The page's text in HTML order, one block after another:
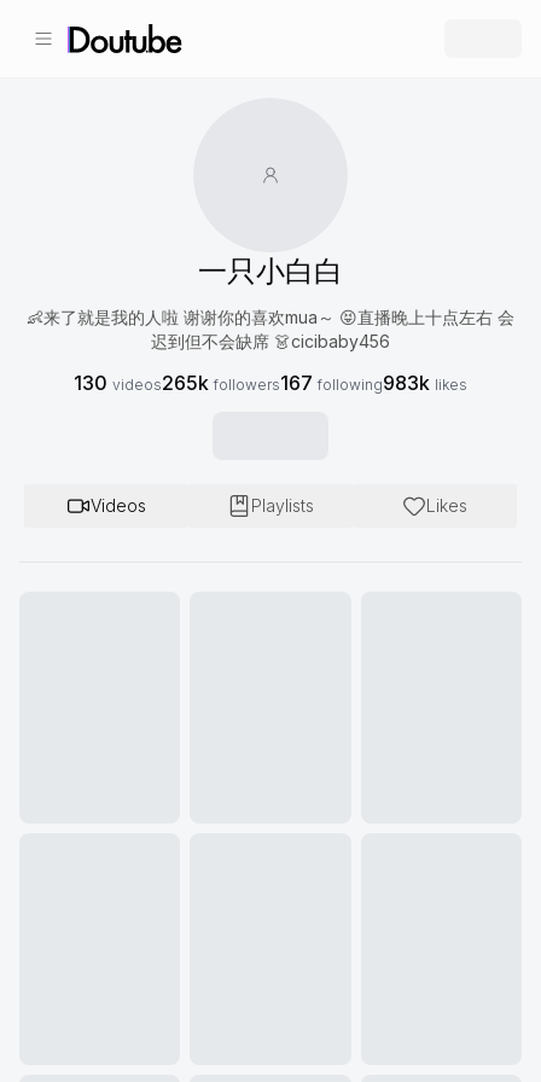
一只小白白
👶来了就是我的人啦 谢谢你的喜欢mua～ 😝直播晚上十点左右 会
迟到但不会缺席 👗cicibaby456
130 videos265k followers167 following983k likes
Videos Playlists Likes